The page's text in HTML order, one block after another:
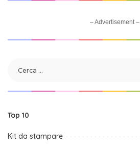
– Advertisement –
Top 10
Kit da stampare